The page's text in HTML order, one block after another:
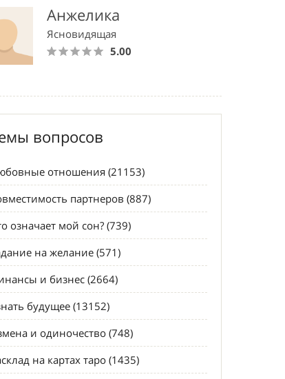
Анжелика
Ясновидящая
5.00
вопросов
отношения (21153)
партнеров (887)
означает мой сон? (739)
на желание (571)
и бизнес (2664)
будущее (13152)
и одиночество (748)
на картах таро (1435)